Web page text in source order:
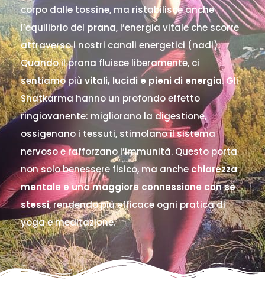
corpo dalle tossine, ma ristabilisce anche
l’equilibrio del prana, l’energia vitale che scorre
attraverso i nostri canali energetici (nadi).
Quando il prana fluisce liberamente, ci
sentiamo più vitali, lucidi e pieni di energia. Gli
Shatkarma hanno un profondo effetto
ringiovanente: migliorano la digestione,
ossigenano i tessuti, stimolano il sistema
nervoso e rafforzano l’immunità. Questo porta
non solo benessere fisico, ma anchechiarezza
mentale e una maggiore connessione con se
stessi, rendendo più efficace ogni pratica di
yoga e meditazione.